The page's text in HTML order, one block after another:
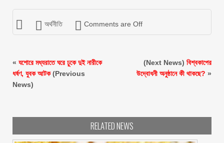
অর্থনীতি Comments are Off
« যশোরে মধ্যরাতে ঘরে ঢুকে দুই নারীকে
ধর্ষণ, যুবক আটক(Previous
News)
(Next News) বিশ্বকাপের
উদ্বোধনী অনুষ্ঠানে কী থাকছে? »
RELATED NEWS